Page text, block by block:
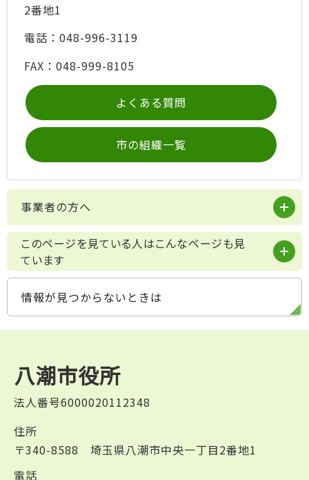
2番地1
電話：048-996-3119
FAX：048-999-8105
よくある質問
市の組織一覧
事業者の方へ
このページを見ている人はこんなページも見
ています
情報が見つからないときは
八潮市役所
法人番号6000020112348
住所
〒340-8588 埼玉県八潮市中央一丁目2番地1
電話